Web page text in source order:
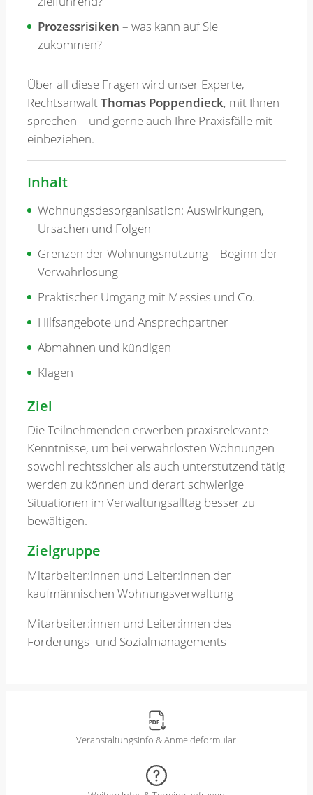
Prozessrisiken – was kann auf Sie
zukommen?
Über all diese Fragen wird unser Experte,
RechtsanwaltThomas Poppendieck, mit Ihnen
sprechen – und gerne auch Ihre Praxisfälle mit
einbeziehen.
Inhalt
Wohnungsdesorganisation: Auswirkungen,
Ursachen und Folgen
Grenzen der Wohnungsnutzung – Beginn der
Verwahrlosung
Praktischer Umgang mit Messies und Co.
Hilfsangebote und Ansprechpartner
Abmahnen und kündigen
Klagen
Ziel
Die Teilnehmenden erwerben praxisrelevante
Kenntnisse, um bei verwahrlosten Wohnungen
sowohl rechtssicher als auch unterstützend tätig
werden zu können und derart schwierige
Situationen im Verwaltungsalltag besser zu
bewältigen.
Zielgruppe
Mitarbeiter:innen und Leiter:innen der
kaufmännischen Wohnungsverwaltung
Mitarbeiter:innen und Leiter:innen des
Forderungs- und Sozialmanagements
Veranstaltungsinfo & Anmeldeformular